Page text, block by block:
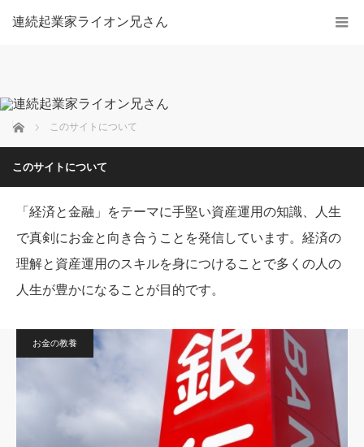
連続起業家ライオン兄さん
ホーム このサイトについて
このサイトについて
「経済と金融」をテーマに手堅い資産運用の知識、人生
で真剣にお金と向き合うことを発信しています。経済の
理解と資産運用のスキルを身につけることで多くの人の
人生が豊かになることが目的です。
お金の教養